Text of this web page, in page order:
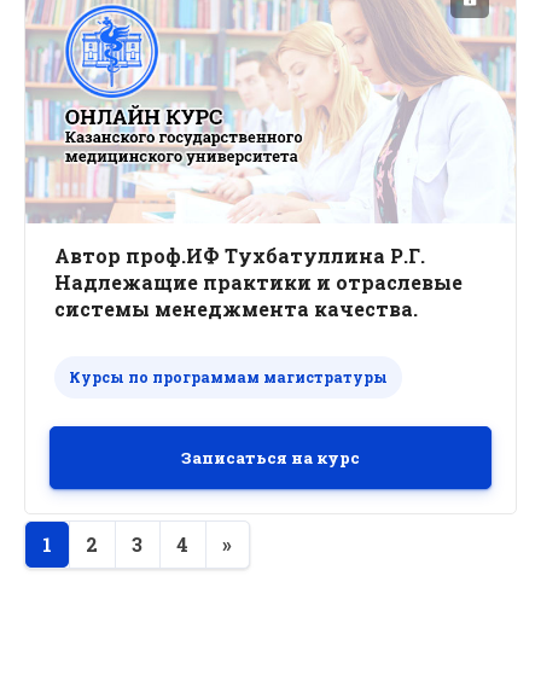
Автор проф.ИФ Тухбатуллина Р.Г.
Надлежащие практики и отраслевые
системы менеджмента качества.
Курсы по программам магистратуры
Записаться на курс
1 2 3 4 »